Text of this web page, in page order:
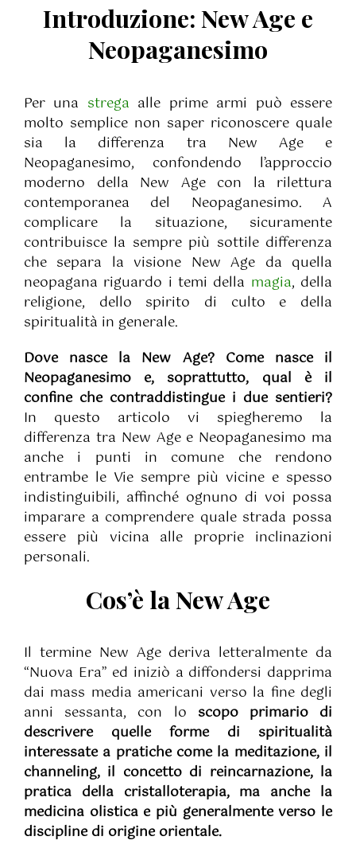
Introduzione: New Age e
Neopaganesimo
Per una strega alle prime armi può essere
molto semplice non saper riconoscere quale
sia la differenza tra New Age e
Neopaganesimo, confondendo l’approccio
moderno della New Age con la rilettura
contemporanea del Neopaganesimo. A
complicare la situazione, sicuramente
contribuisce la sempre più sottile differenza
che separa la visione New Age da quella
neopagana riguardo i temi della magia, della
religione, dello spirito di culto e della
spiritualità in generale.
Dove nasce la New Age? Come nasce il
Neopaganesimo e, soprattutto, qual è il
confine che contraddistingue i due sentieri?
In questo articolo vi spiegheremo la
differenza tra New Age e Neopaganesimo ma
anche i punti in comune che rendono
entrambe le Vie sempre più vicine e spesso
indistinguibili, affinché ognuno di voi possa
imparare a comprendere quale strada possa
essere più vicina alle proprie inclinazioni
personali.
Cos’è la New Age
Il termine New Age deriva letteralmente da
“Nuova Era” ed iniziò a diffondersi dapprima
dai mass media americani verso la fine degli
anni sessanta, con lo scopo primario di
descrivere quelle forme di spiritualità
interessate a pratiche come la meditazione, il
channeling, il concetto di reincarnazione, la
pratica della cristalloterapia, ma anche la
medicina olistica e più generalmente verso le
discipline di origine orientale.